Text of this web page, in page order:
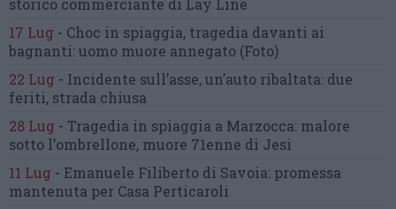
storico commerciante di Lay Line
17 Lug - Choc in spiaggia, tragedia davanti ai
bagnanti:uomo muore annegato (Foto)
22 Lug - Incidente sull’asse, un’auto ribaltata: due
feriti, strada chiusa
28 Lug - Tragedia in spiaggia a Marzocca: malore
sotto l’ombrellone, muore 71enne di Jesi
11 Lug - Emanuele Filiberto di Savoia: promessa
mantenuta per Casa Perticaroli